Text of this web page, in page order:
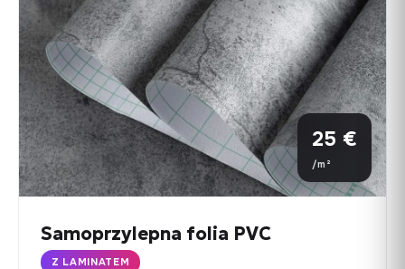
25 €
/m²
Samoprzylepna folia PVC
Z LAMINATEM